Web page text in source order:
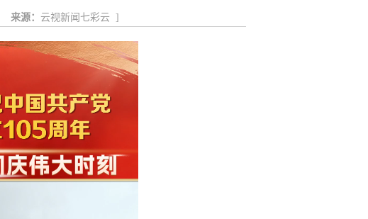
来源： 云视新闻七彩云 ]